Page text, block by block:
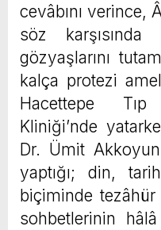
cevâbını verince,
söz karşısında
gözyaşlarını
kalça protezi
Hacettepe
Kliniği’nde
Dr. Ümit
yaptığı; din,
biçiminde
sohbetlerinin